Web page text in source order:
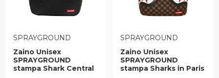
VENDITORE:
SPRAYGROUND
Zaino Unisex
SPRAYGROUND
stampa Shark Central
VENDITORE:
SPRAYGROUND
Zaino Unisex
SPRAYGROUND
stampa Sharks in Paris